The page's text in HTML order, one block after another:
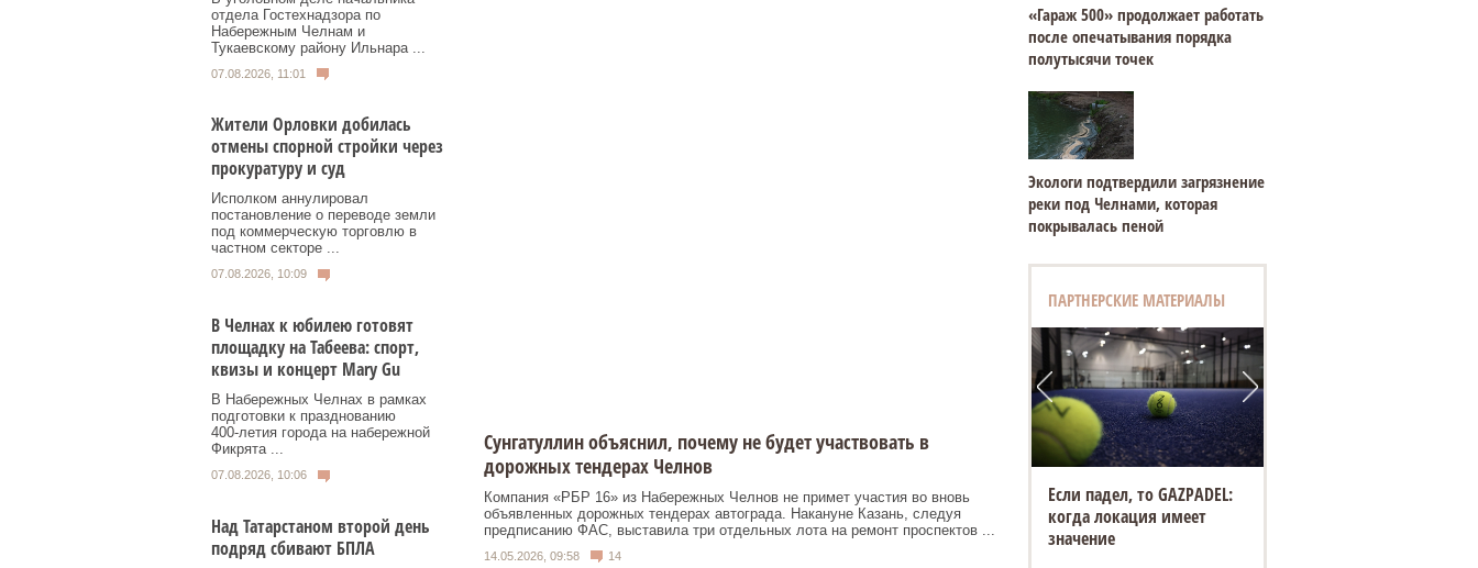
отдела Гостехнадзора по
Набережным Челнам и
Тукаевскому району Ильнара ...
07.08.2026, 11:01
Жители Орловки добилась
отмены спорной стройки через
прокуратуру и суд
Исполком аннулировал
постановление о переводе земли
под коммерческую торговлю в
частном секторе ...
07.08.2026, 10:09
В Челнах к юбилею готовят
площадку на Табеева: спорт,
квизы и концерт Mary Gu
В Набережных Челнах в рамках
подготовки к празднованию
400‑летия города на набережной
Фикрята ...
07.08.2026, 10:06
Над Татарстаном второй день
подряд сбивают БПЛА
Сунгатуллин объяснил, почему не будет участвовать в
дорожных тендерах Челнов
Компания «РБР 16» из Набережных Челнов не примет участия во вновь
объявленных дорожных тендерах автограда. Накануне Казань, следуя
предписанию ФАС, выставила три отдельных лота на ремонт проспектов ...
14.05.2026, 09:58 14
«Гараж 500» продолжает работать
после опечатывания порядка
полутысячи точек
Экологи подтвердили загрязнение
реки под Челнами, которая
покрывалась пеной
ПАРТНЕРСКИЕ МАТЕРИАЛЫ
Если падел, то GAZPADEL:
когда локация имеет
значение